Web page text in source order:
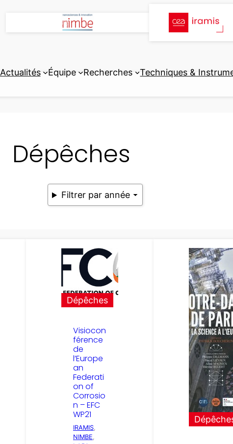
Actualités Équipe Recherches Techniques &
Dépêches
Filtrer par année
Dépêches
Visiocon
férence
de
l’Europe
an
Federati
on of
Corrosio
n – EFC
WP21
IRAMIS
NIMBE